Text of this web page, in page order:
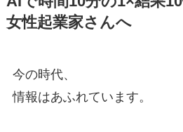
女性起業家さんへ
今の時代、
情報はあふれています。